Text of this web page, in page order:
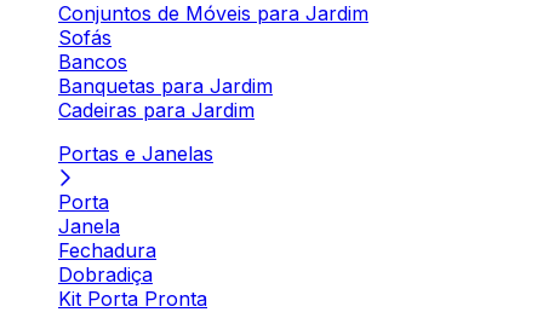
Conjuntos de Móveis para Jardim
Sofás
Bancos
Banquetas para Jardim
Cadeiras para Jardim
Portas e Janelas
Porta
Janela
Fechadura
Dobradiça
Kit Porta Pronta